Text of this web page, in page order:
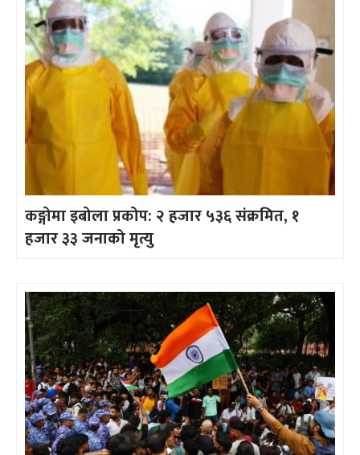
कङ्गोमा इबोला प्रकोप: २ हजार ५३६ संक्रमित, १
हजार ३३ जनाको मृत्यु